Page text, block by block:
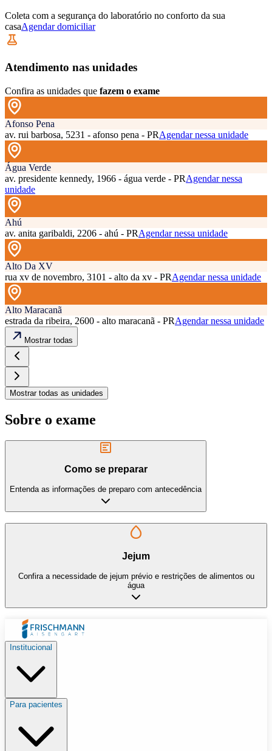
Coleta com a segurança do laboratório no conforto da sua
casaAgendar domiciliar
Atendimento nas unidades
Confira as unidades que fazem o exame
Afonso Pena
av. rui barbosa, 5231 - afonso pena - PRAgendar nessa unidade
Água Verde
av. presidente kennedy, 1966 - água verde - PRAgendar nessa
unidade
Ahú
av. anita garibaldi, 2206 - ahú - PRAgendar nessa unidade
Alto Da XV
rua xv de novembro, 3101 - alto da xv - PRAgendar nessa unidade
Alto Maracanã
estrada da ribeira, 2600 - alto maracanã - PRAgendar nessa unidade
Mostrar todas
Mostrar todas as unidades
Sobre o exame
Como se preparar
Entenda as informações de preparo com antecedência
Jejum
Confira a necessidade de jejum prévio e restrições de alimentos ou
água
Institucional
Para pacientes